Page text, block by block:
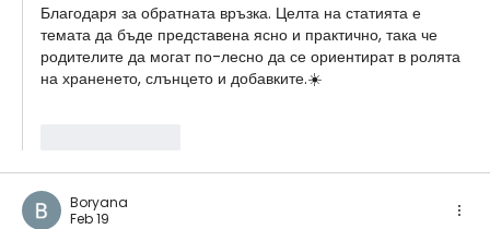
Благодаря за обратната връзка. Целта на статията е
темата да бъде представена ясно и практично, така че
родителите да могат по-лесно да се ориентират в ролята
на храненето, слънцето и добавките.☀️
Boryana
Feb 19